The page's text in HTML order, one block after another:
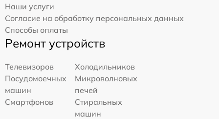
Наши услуги
Согласие на обработку персональных данных
Способы оплаты
Ремонт устройств
Телевизоров
Холодильников
Посудомоечных
машин
Микроволновых
печей
Смартфонов
Стиральных
машин